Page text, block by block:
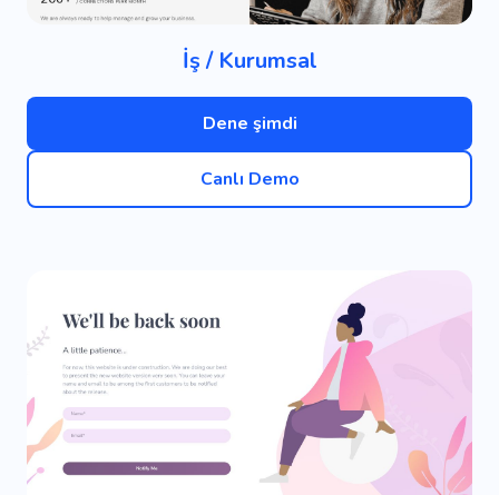
İş / Kurumsal
Dene şimdi
Canlı Demo